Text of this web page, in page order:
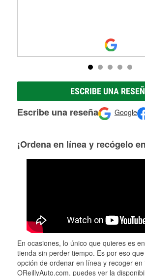
ESCRIBE UNA
Escribe una reseña Google
¡Ordena en línea y recógelo
En ocasiones, lo único que quieres es
tienda sin perder tiempo. Es por eso
opción de ordenar en línea y recoger en
OReillyAuto.com, puedes ver la